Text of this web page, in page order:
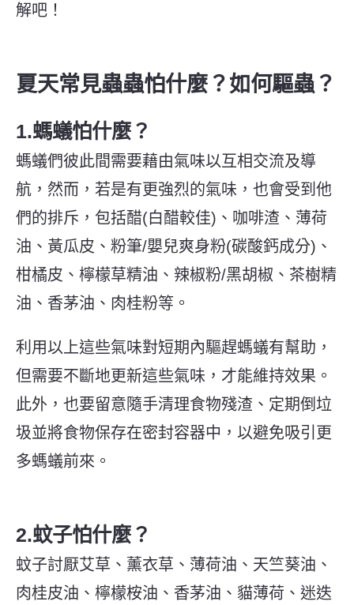
解吧！
夏天常見蟲蟲怕什麼？如何驅蟲？
1.螞蟻怕什麼？
螞蟻們彼此間需要藉由氣味以互相交流及導
航，然而，若是有更強烈的氣味，也會受到他
們的排斥，包括醋(白醋較佳)、咖啡渣、薄荷
油、黃瓜皮、粉筆/嬰兒爽身粉(碳酸鈣成分)、
柑橘皮、檸檬草精油、辣椒粉/黑胡椒、茶樹精
油、香茅油、肉桂粉等。
利用以上這些氣味對短期內驅趕螞蟻有幫助，
但需要不斷地更新這些氣味，才能維持效果。
此外，也要留意隨手清理食物殘渣、定期倒垃
圾並將食物保存在密封容器中，以避免吸引更
多螞蟻前來。
2.蚊子怕什麼？
蚊子討厭艾草、薰衣草、薄荷油、天竺葵油、
肉桂皮油、檸檬桉油、香茅油、貓薄荷、迷迭